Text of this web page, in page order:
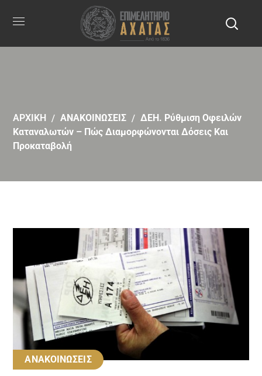
ΑΡΧΙΚΗ ΑΝΑΚΟΙΝΩΣΕΙΣ
ΔΕΗ. Ρύθμιση Οφειλών
Καταναλωτών – Πώς Διαμορφώνονται Δόσεις Και
Προκαταβολή
ΑΝΑΚΟΙΝΩΣΕΙΣ